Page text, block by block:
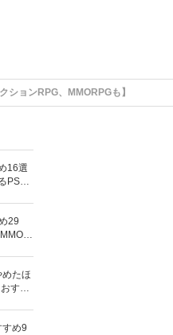
ョンRPG、MMORPGも】
16選
PS4
29
たほ
すす
すめ9